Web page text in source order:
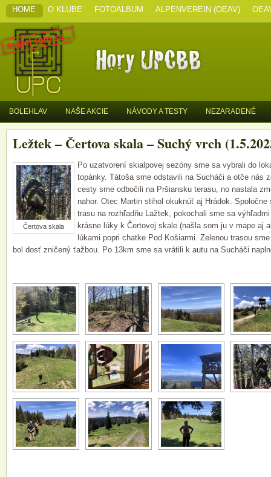
HOME O KLUBE FOTOALBUM ALPENVEREIN (OEAV)
BOLEHLAV NAŠE AKCIE NÁVODY A TESTY NEZARADENÉ
Ležtek – Čertova skala – Suchý vrch
Čertova skala
Po uzatvorení skialpovej sezóny sme sa vybrali do
topánky. Tátoša sme odstavili na Sucháči a otče nás
cesty sme odbočili na Pršiansku terasu, no nastala
nahor. Otec Martin stihol okuknúť aj Hrádok. Spoločne
trasu na rozhľadňu Lažtek, pokochali sme sa
krásne lúky k Čertovej skale (našla som ju v mape aj
lúkami popri chatke Pod Košiarmi. Zelenou trasou
bol dosť zničený ťažbou. Po 13km sme sa vrátili k autu na Sucháči